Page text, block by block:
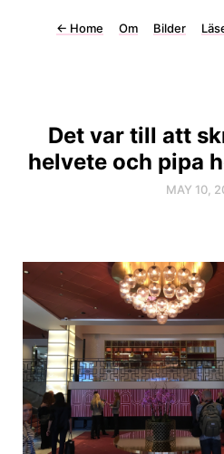
← Home Om Bilder
Det var till att
helvete och pipa
MAY 10,